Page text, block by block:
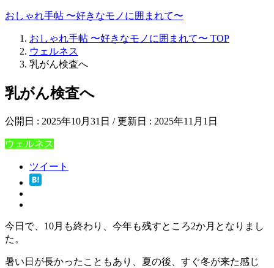
おしゃれ手帖 〜好きなモノに囲まれて〜
おしゃれ手帖 〜好きなモノに囲まれて〜 TOP
ウェルネス
乳がん検査へ
乳がん検査へ
公開日 : 2025年10月31日 / 更新日 : 2025年11月1日
ウェルネス
ツイート
今日で、10月も終わり、今年も残すところ2か月となりまし
た。
暑い日が長かったこともあり、夏の後、すぐ冬が来た感じ